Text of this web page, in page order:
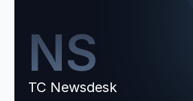
NS
TC Newsdesk